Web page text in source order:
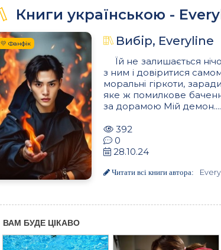
Книги українською -
💛 Фанфік Вибір, Everyline
Їй не залишається
з ним і довіритися
моральні гіркоти,
яке ж помилкове
за дорамою Мій демон....
392
0
28.10.24
Читати всі книги автора: